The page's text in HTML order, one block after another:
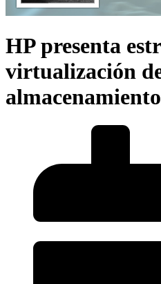
HP presenta
virtualización
almacenamiento